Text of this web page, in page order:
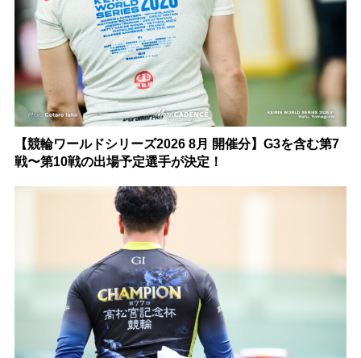
【競輪ワールドシリーズ2026 8月 開催分】G3を含む第7
戦〜第10戦の出場予定選手が決定！